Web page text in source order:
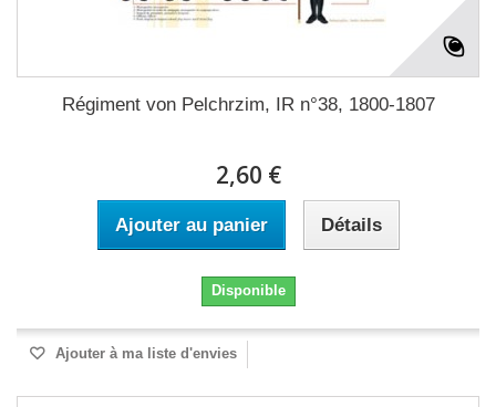
Régiment von Pelchrzim, IR n°38, 1800-1807
2,60 €
Ajouter au panier Détails
Disponible
Ajouter à ma liste d'envies